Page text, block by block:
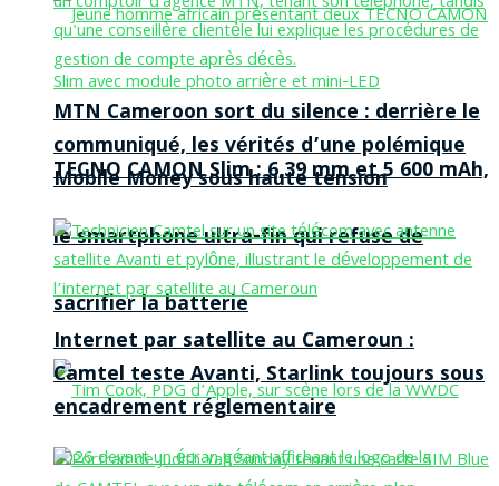
TECNO CAMON Slim : 6,39 mm et 5 600 mAh,
le smartphone ultra-fin qui refuse de
sacrifier la batterie
MTN Cameroon sort du silence : derrière le
communiqué, les vérités d’une polémique
Mobile Money sous haute tension
Internet par satellite au Cameroun :
Camtel teste Avanti, Starlink toujours sous
encadrement réglementaire